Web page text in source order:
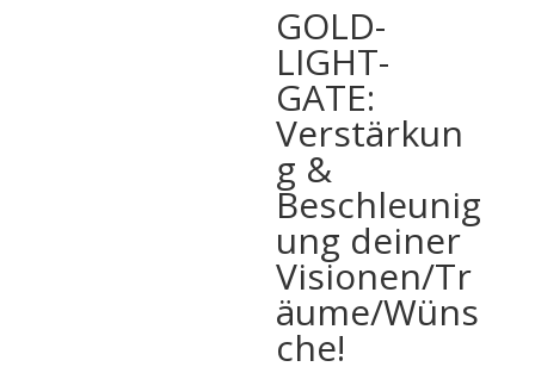
GOLD-
LIGHT-
GATE:
Verstärkun
g &
Beschleunig
ung deiner
Visionen/Tr
äume/Wüns
che!